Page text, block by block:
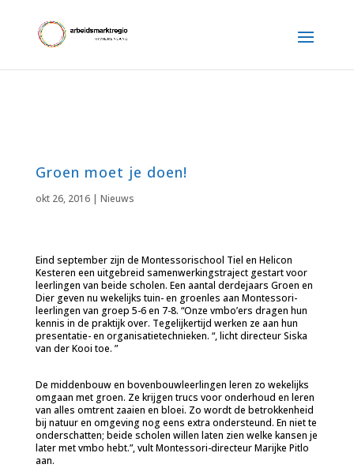
Groen moet je doen!
okt 26, 2016| Nieuws
Eind september zijn de Montessorischool Tiel en Helicon
Kesteren een uitgebreid samenwerkingstraject gestart voor
leerlingen van beide scholen. Een aantal derdejaars Groen en
Dier geven nu wekelijks tuin- en groenles aan Montessori-
leerlingen van groep 5-6 en 7-8. “Onze vmbo’ers dragen hun
kennis in de praktijk over. Tegelijkertijd werken ze aan hun
presentatie- en organisatietechnieken. “, licht directeur Siska
van der Kooi toe. ”
De middenbouw en bovenbouwleerlingen leren zo wekelijks
omgaan met groen. Ze krijgen trucs voor onderhoud en leren
van alles omtrent zaaien en bloei. Zo wordt de betrokkenheid
bij natuur en omgeving nog eens extra ondersteund. En niet te
onderschatten; beide scholen willen laten zien welke kansen je
later met vmbo hebt.”, vult Montessori-directeur Marijke Pitlo
aan.